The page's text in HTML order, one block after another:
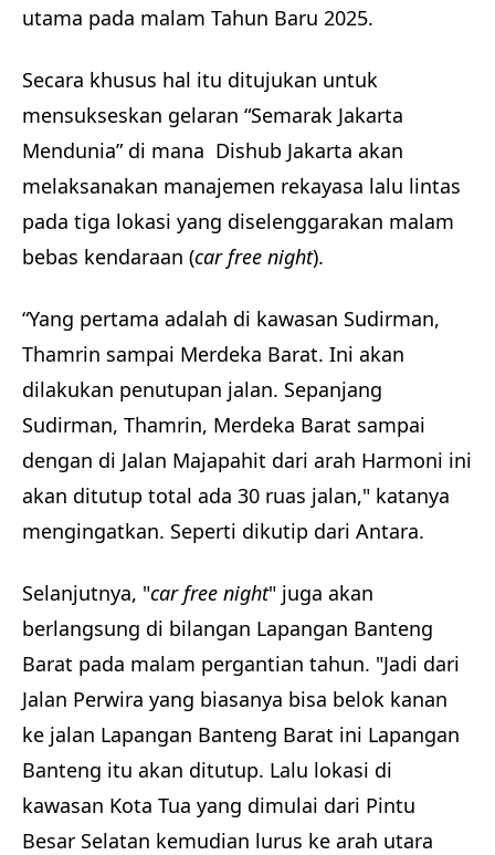
utama pada malam Tahun Baru 2025.
Secara khusus hal itu ditujukan untuk
mensukseskan gelaran “Semarak Jakarta
Mendunia” di mana Dishub Jakarta akan
melaksanakan manajemen rekayasa lalu lintas
pada tiga lokasi yang diselenggarakan malam
bebas kendaraan (car free night).
“Yang pertama adalah di kawasan Sudirman,
Thamrin sampai Merdeka Barat. Ini akan
dilakukan penutupan jalan. Sepanjang
Sudirman, Thamrin, Merdeka Barat sampai
dengan di Jalan Majapahit dari arah Harmoni ini
akan ditutup total ada 30 ruas jalan," katanya
mengingatkan. Seperti dikutip dari Antara.
Selanjutnya, "car free night" juga akan
berlangsung di bilangan Lapangan Banteng
Barat pada malam pergantian tahun. "Jadi dari
Jalan Perwira yang biasanya bisa belok kanan
ke jalan Lapangan Banteng Barat ini Lapangan
Banteng itu akan ditutup. Lalu lokasi di
kawasan Kota Tua yang dimulai dari Pintu
Besar Selatan kemudian lurus ke arah utara